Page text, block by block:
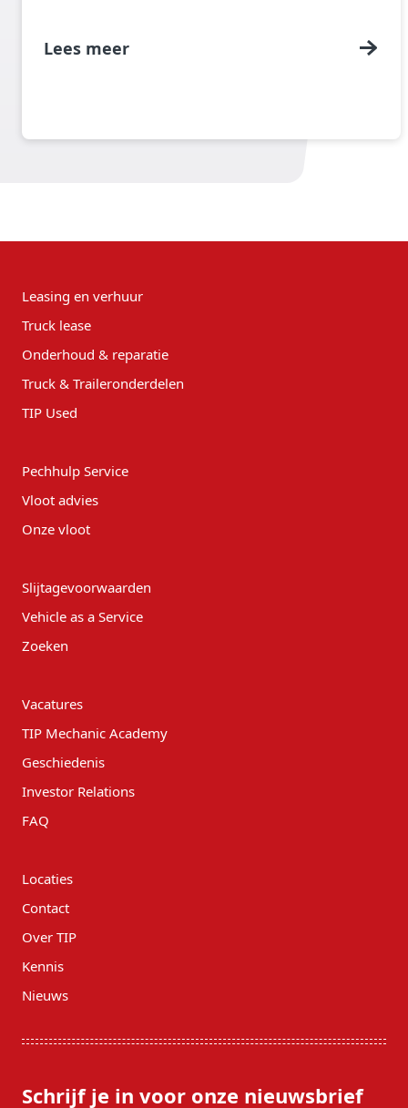
Lees meer
Leasing en verhuur
Truck lease
Onderhoud & reparatie
Truck & Traileronderdelen
TIP Used
Pechhulp Service
Vloot advies
Onze vloot
Slijtagevoorwaarden
Vehicle as a Service
Zoeken
Vacatures
TIP Mechanic Academy
Geschiedenis
Investor Relations
FAQ
Locaties
Contact
Over TIP
Kennis
Nieuws
Schrijf je in voor onze nieuwsbrief